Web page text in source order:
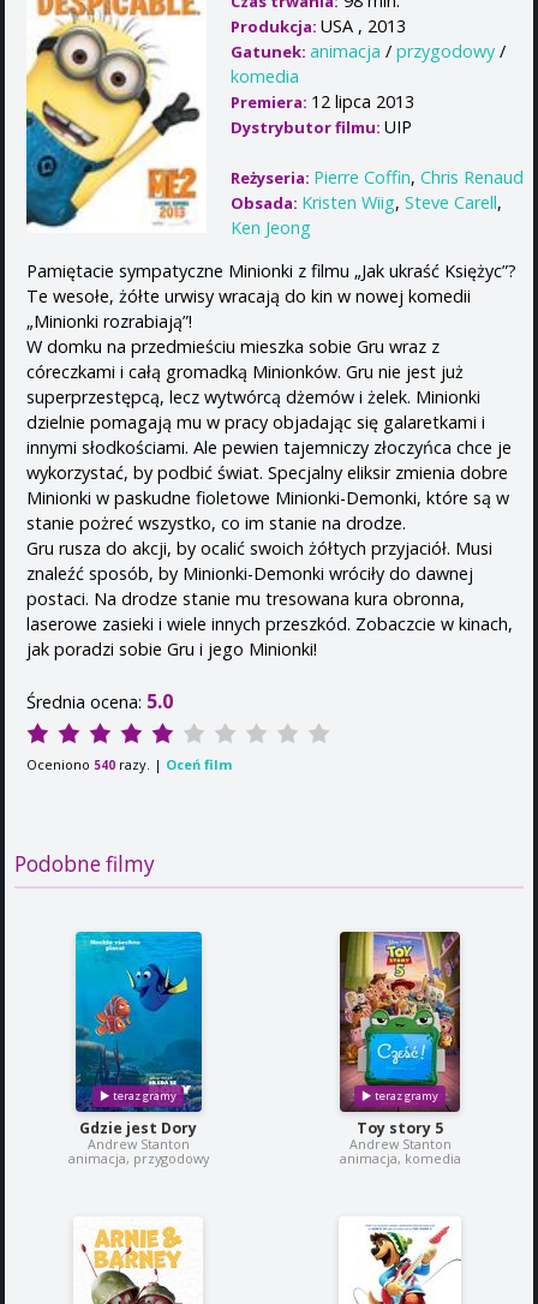
Produkcja: USA , 2013
Gatunek: animacja / przygodowy /
komedia
Premiera: 12 lipca 2013
Dystrybutor filmu: UIP
Reżyseria: Pierre Coffin, Chris Renaud
Obsada: Kristen Wiig, Steve Carell,
Ken Jeong
Pamiętacie sympatyczne Minionki z filmu „Jak ukraść Księżyc”?
Te wesołe, żółte urwisy wracają do kin w nowej komedii
„Minionki rozrabiają”!
W domku na przedmieściu mieszka sobie Gru wraz z
córeczkami i całą gromadką Minionków. Gru nie jest już
superprzestępcą, lecz wytwórcą dżemów i żelek. Minionki
dzielnie pomagają mu w pracy objadając się galaretkami i
innymi słodkościami. Ale pewien tajemniczy złoczyńca chce je
wykorzystać, by podbić świat. Specjalny eliksir zmienia dobre
Minionki w paskudne fioletowe Minionki-Demonki, które są w
stanie pożreć wszystko, co im stanie na drodze.
Gru rusza do akcji, by ocalić swoich żółtych przyjaciół. Musi
znaleźć sposób, by Minionki-Demonki wróciły do dawnej
postaci. Na drodze stanie mu tresowana kura obronna,
laserowe zasieki i wiele innych przeszkód. Zobaczcie w kinach,
jak poradzi sobie Gru i jego Minionki!
Średnia ocena: 5.0
Oceniono 540 razy. | Oceń film
Podobne filmy
Gdzie jest Dory
Andrew Stanton
animacja, przygodowy
Toy story 5
Andrew Stanton
animacja, komedia